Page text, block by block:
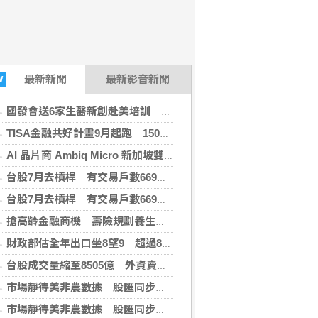
最新新聞 最新影音新聞
國發會送6家生醫新創赴美培訓 累計促成11件投資案
TISA金融共好計畫9月起跑 150場活動深入校園
AI 晶片商 Ambiq Micro 新加坡雙重上市，鎖定亞洲人才與市場
台股7月去槓桿 有交易戶數669萬戶終止創高
台股7月去槓桿 有交易戶數669萬戶終止創高
搶高齡金融商機 壽險規劃養生村、銀行推資產健診
財政部估全年出口坐8望9 超過8500億美元沒問題
台股成交量縮至8505億 外資賣超比重仍近49％ 主動式ETF資金動能強
市場靜待美非農數據 股匯同步盤整新台幣終止連2升
市場靜待美非農數據 股匯同步盤整新台幣終止連2升